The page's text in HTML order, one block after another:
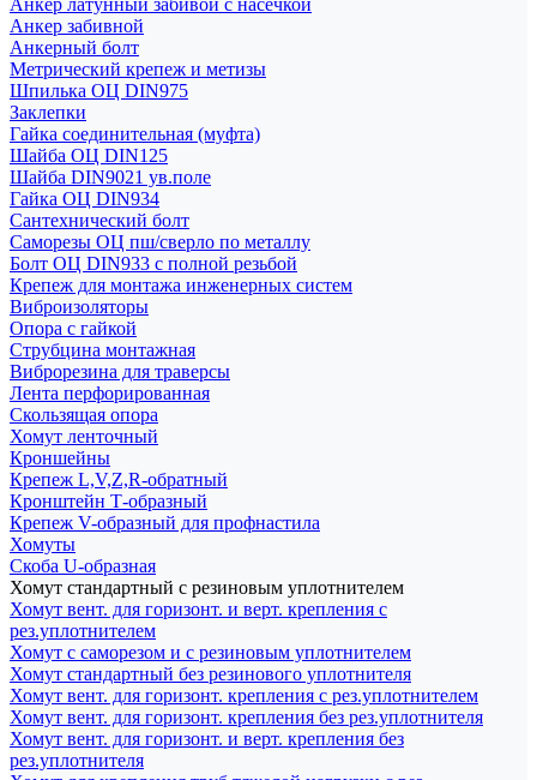
Анкер латунный забивой с насечкой
Анкер забивной
Анкерный болт
Метрический крепеж и метизы
Шпилька ОЦ DIN975
Заклепки
Гайка соединительная (муфта)
Шайба ОЦ DIN125
Шайба DIN9021 ув.поле
Гайка ОЦ DIN934
Сантехнический болт
Саморезы ОЦ пш/сверло по металлу
Болт ОЦ DIN933 с полной резьбой
Крепеж для монтажа инженерных систем
Виброизоляторы
Опора с гайкой
Струбцина монтажная
Виброрезина для траверсы
Лента перфорированная
Скользящая опора
Хомут ленточный
Кроншейны
Крепеж L,V,Z,R-обратный
Кронштейн Т-образный
Крепеж V-образный для профнастила
Хомуты
Скоба U-образная
Хомут стандартный с резиновым уплотнителем
Хомут вент. для горизонт. и верт. крепления с
рез.уплотнителем
Хомут с саморезом и с резиновым уплотнителем
Хомут стандартный без резинового уплотнителя
Хомут вент. для горизонт. крепления с рез.уплотнителем
Хомут вент. для горизонт. крепления без рез.уплотнителя
Хомут вент. для горизонт. и верт. крепления без
рез.уплотнителя